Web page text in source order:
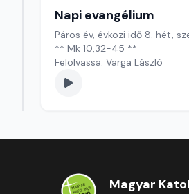
Napi evangélium
Páros év, évközi idő 8. hét,
** Mk 10,32-45 **
Felolvassa: Varga László
Magyar